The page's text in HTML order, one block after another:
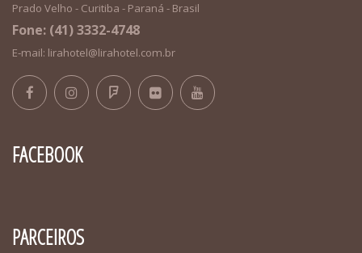
Prado Velho - Curitiba - Paraná - Brasil
Fone: (41) 3332-4748
E-mail: lirahotel@lirahotel.com.br
FACEBOOK
PARCEIROS